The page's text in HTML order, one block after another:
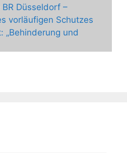
Düsseldorf –
vorläufigen Schutzes
„Behinderung und